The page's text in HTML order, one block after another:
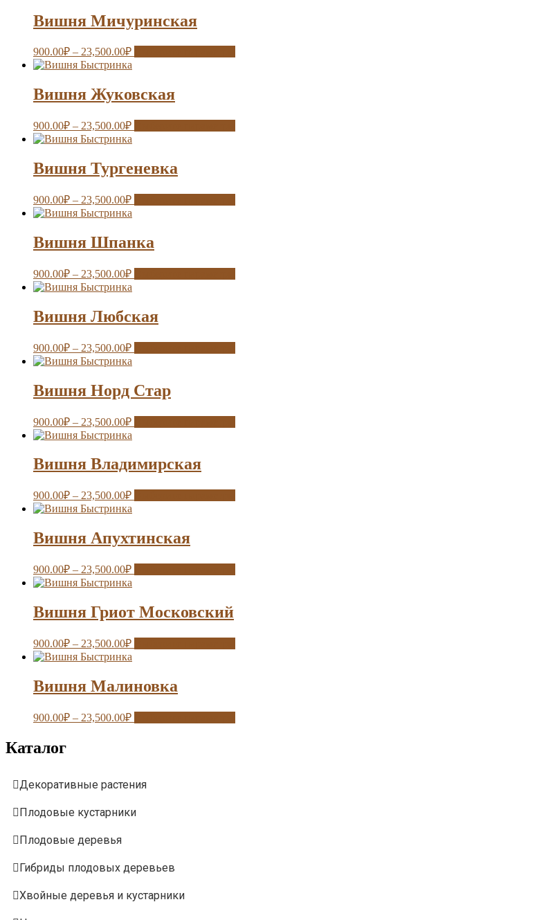
Вишня Мичуринская
900.00₽ – 23,500.00₽
Вишня Жуковская
900.00₽ – 23,500.00₽
Вишня Тургеневка
900.00₽ – 23,500.00₽
Вишня Шпанка
900.00₽ – 23,500.00₽
Вишня Любская
900.00₽ – 23,500.00₽
Вишня Норд Стар
900.00₽ – 23,500.00₽
Вишня Владимирская
900.00₽ – 23,500.00₽
Вишня Апухтинская
900.00₽ – 23,500.00₽
Вишня Гриот Московский
900.00₽ – 23,500.00₽
Вишня Малиновка
900.00₽ – 23,500.00₽
Каталог
Декоративные растения
Плодовые кустарники
Плодовые деревья
Гибриды плодовых деревьев
Хвойные деревья и кустарники